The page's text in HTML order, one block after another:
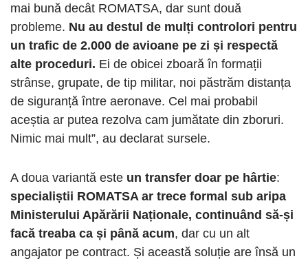
mai bună decât ROMATSA, dar sunt două
probleme. Nu au destul de mulți controlori pentru
un trafic de 2.000 de avioane pe zi și respectă
alte proceduri. Ei de obicei zboară în formații
strânse, grupate, de tip militar, noi păstrăm distanța
de siguranță între aeronave. Cel mai probabil
aceștia ar putea rezolva cam jumătate din zboruri.
Nimic mai mult”, au declarat sursele.
A doua variantă este un transfer doar pe hârtie:
specialiștii ROMATSA ar trece formal sub aripa
Ministerului Apărării Naționale, continuând să-și
facă treaba ca și până acum, dar cu un alt
angajator pe contract. Și această soluție are însă un